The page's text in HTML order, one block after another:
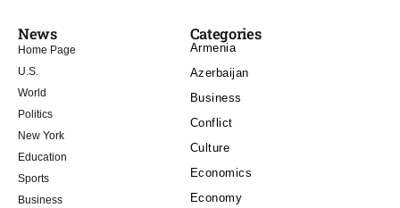
News
Home Page
U.S.
World
Politics
New York
Education
Sports
Business
Categories
Armenia
Azerbaijan
Business
Conflict
Culture
Economics
Economy